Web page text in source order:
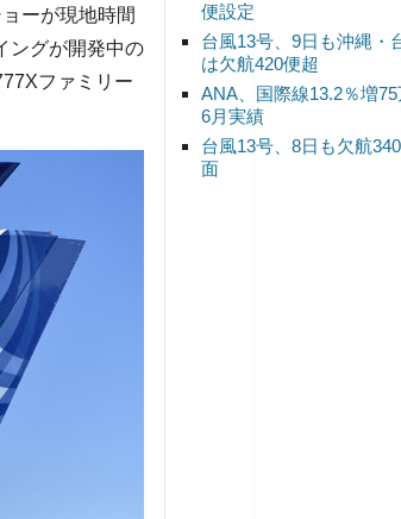
便設定
台風13号、9日も沖縄
は欠航420便超
ANA、国際線13.2％増
6月実績
台風13号、8日も欠航
面
ーが現地時間
ングが開発中の
ファミリー